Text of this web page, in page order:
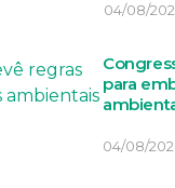
04/08/
para
04/08/